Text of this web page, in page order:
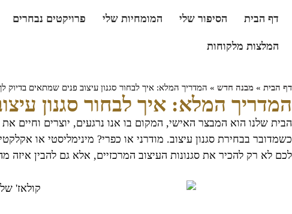
דף הבית הסיפור שלי המומחיות שלי פרויקטים נבחרים
המלצות מלקוחות
דף הבית » מבנה חדש » המדריך המלא: איך לבחור סגנון עיצוב פנים שמתאים בדיוק
המדריך המלא: איך לבחור סגנון
הבית שלנו הוא המבצר האישי, המקום בו אנו נרגעים, יוצרים וחיים
כשמדובר בבחירת סגנון עיצוב. מודרני או כפרי? מינימליסטי או
לכם לא רק להכיר את סגנונות העיצוב המרכזיים, אלא גם להבין